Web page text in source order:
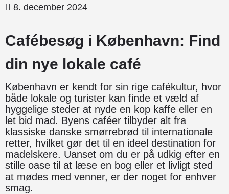
8. december 2024
Cafébesøg i København: Find
din nye lokale café
København er kendt for sin rige cafékultur, hvor
både lokale og turister kan finde et væld af
hyggelige steder at nyde en kop kaffe eller en
let bid mad. Byens caféer tilbyder alt fra
klassiske danske smørrebrød til internationale
retter, hvilket gør det til en ideel destination for
madelskere. Uanset om du er på udkig efter en
stille oase til at læse en bog eller et livligt sted
at mødes med venner, er der noget for enhver
smag.